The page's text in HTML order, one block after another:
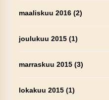
maaliskuu 2016(2)
joulukuu 2015(1)
marraskuu 2015(3)
lokakuu 2015(1)